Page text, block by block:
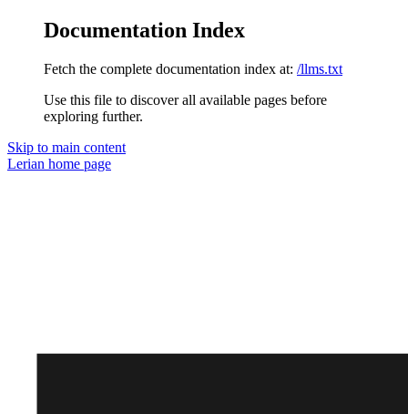
Documentation Index
Fetch the complete documentation index at: /llms.txt
Use this file to discover all available pages before
exploring further.
Skip to main content
Lerian home page